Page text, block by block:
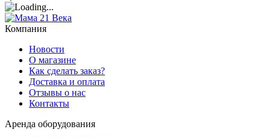
Компания
Новости
О магазине
Как сделать заказ?
Доставка и оплата
Отзывы о нас
Контакты
Аренда оборудования